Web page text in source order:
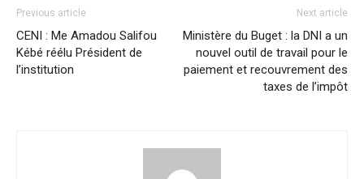
Previous article
CENI : Me Amadou Salifou
Kébé réélu Président de
l’institution
Next article
Ministère du Buget : la DNI a un
nouvel outil de travail pour le
paiement et recouvrement des
taxes de l’impôt